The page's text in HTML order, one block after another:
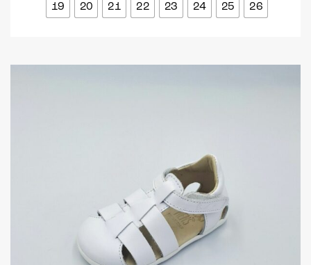
19 20 21 22 23 24 25 26